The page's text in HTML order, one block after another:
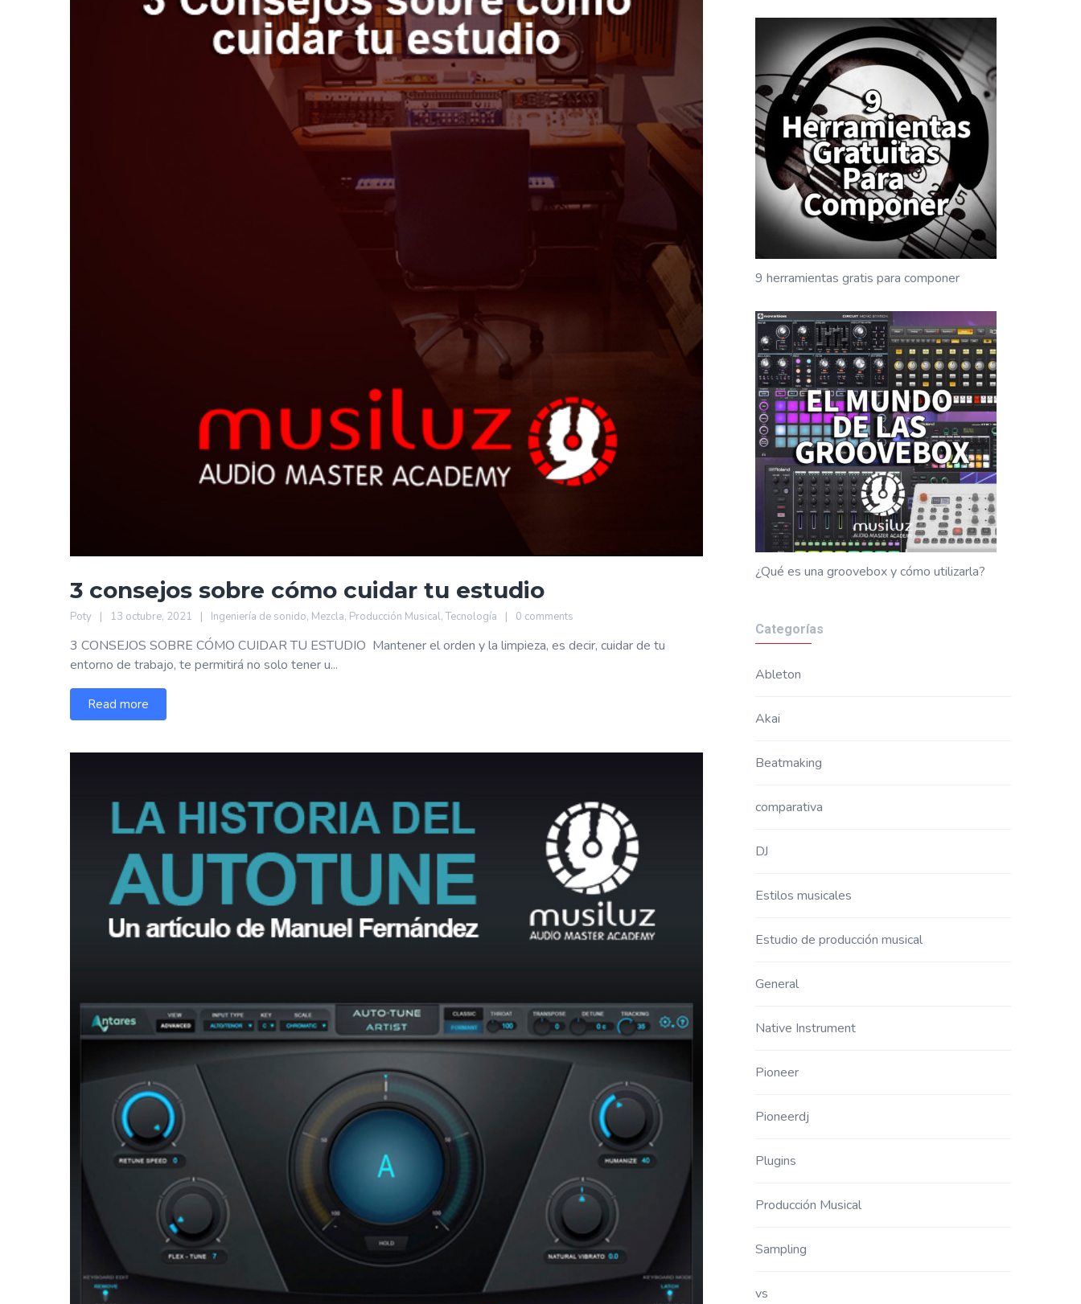
3 consejos sobre cómo cuidar tu estudio
Poty 13 octubre, 2021 Ingeniería de sonido, Mezcla, Producción Musical,Tecnología 0 comments
3 CONSEJOS SOBRE CÓMO CUIDAR TU ESTUDIO Mantener el orden y la limpieza, es decir, cuidar de tu
entorno de trabajo, te permitirá no solo tener u...
Read more
9 herramientas gratis para componer
¿Qué es una groovebox y cómo utilizarla?
Categorías
Ableton
Akai
Beatmaking
comparativa
DJ
Estilos musicales
Estudio de producción musical
General
Native Instrument
Pioneer
Pioneerdj
Plugins
Producción Musical
Sampling
vs